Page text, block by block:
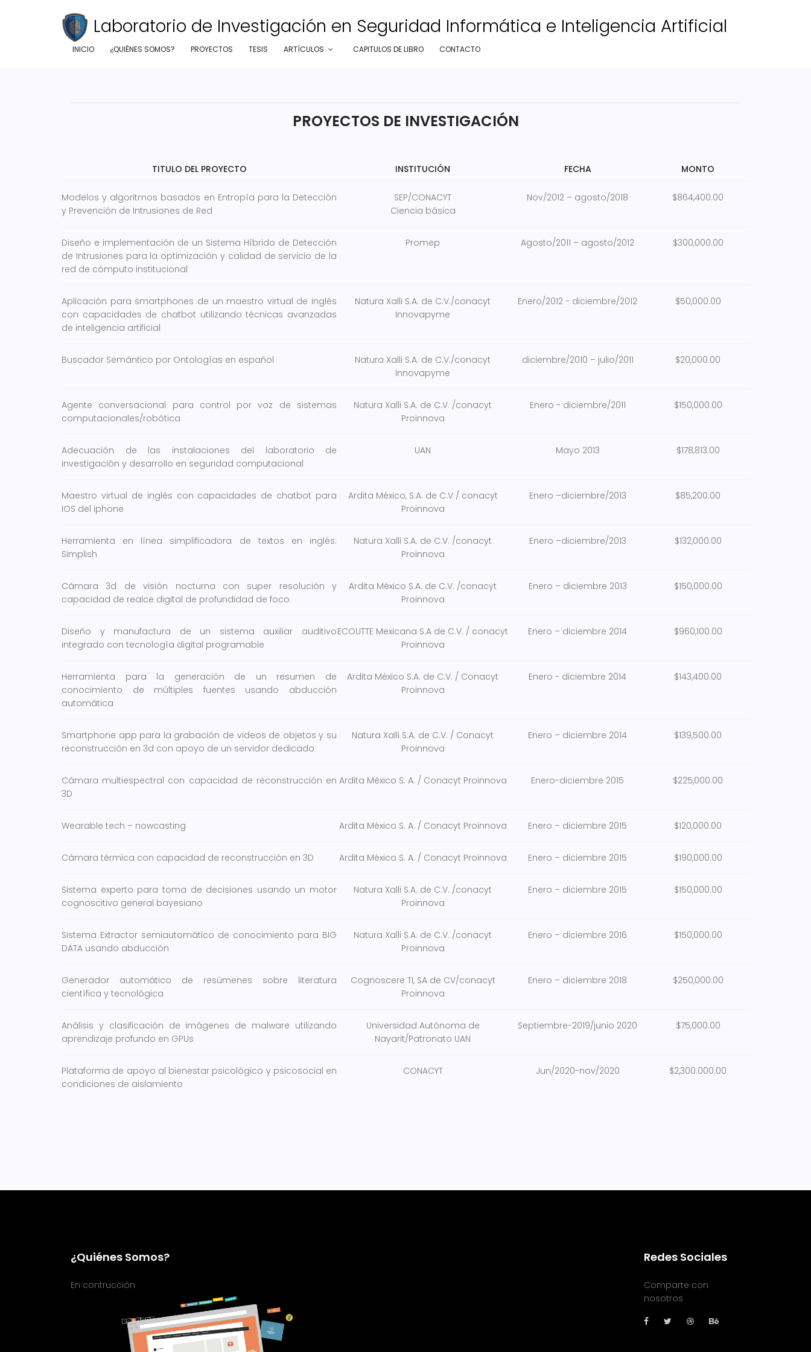
Laboratorio de Investigación en Seguridad Informática e Inteligencia Artificial
INICIO ¿QUIÉNES SOMOS? PROYECTOS TESIS ARTÍCULOS CAPITULOS DE LIBRO CONTACTO
PROYECTOS DE INVESTIGACIÓN
TITULO DEL PROYECTO INSTITUCIÓN FECHA MONTO
Modelos y algoritmos basados en Entropía para la Detección
y Prevención de Intrusiones de Red
SEP/CONACYT
Ciencia básica
Nov/2012 – agosto/2018 $864,400.00
Diseño e implementación de un Sistema Híbrido de Detección
de Intrusiones para la optimización y calidad de servicio de la
red de cómputo institucional
Promep Agosto/2011 – agosto/2012 $300,000.00
Aplicación para smartphones de un maestro virtual de inglés
con capacidades de chatbot utilizando técnicas avanzadas
de inteligencia artificial
Natura Xalli S.A. de C.V./conacyt
Innovapyme
Enero/2012 - diciembre/2012 $50,000.00
Buscador Semántico por Ontologías en español
Natura Xalli S.A. de C.V./conacyt
Innovapyme
diciembre/2010 – julio/2011 $20,000.00
Agente conversacional para control por voz de sistemas
computacionales/robótica
Natura Xalli S.A. de C.V. /conacyt
Proinnova
Enero - diciembre/2011 $150,000.00
Adecuación de las instalaciones del laboratorio de
investigación y desarrollo en seguridad computacional
UAN Mayo 2013 $178,813.00
Maestro virtual de inglés con capacidades de chatbot para
IOS del iphone
Ardita México, S.A. de C.V / conacyt
Proinnova
Enero –diciembre/2013 $85,200.00
Herramienta en línea simplificadora de textos en inglés:
Simplish
Natura Xalli S.A. de C.V. /conacyt
Proinnova
Enero –diciembre/2013 $132,000.00
Cámara 3d de visión nocturna con super resolución y
capacidad de realce digital de profundidad de foco
Ardita México S.A. de C.V. /conacyt
Proinnova
Enero – diciembre 2013 $150,000.00
Diseño y manufactura de un sistema auxiliar auditivo
integrado con tecnología digital programable
ECOUTTE Mexicana S.A de C.V. / conacyt
Proinnova
Enero – diciembre 2014 $960,100.00
Herramienta para la generación de un resumen de
conocimiento de múltiples fuentes usando abducción
automática
Ardita México S.A. de C.V. / Conacyt
Proinnova
Enero - diciembre 2014 $143,400.00
Smartphone app para la grabación de videos de objetos y su
reconstrucción en 3d con apoyo de un servidor dedicado
Natura Xalli S.A. de C.V. / Conacyt
Proinnova
Enero – diciembre 2014 $139,500.00
Cámara multiespectral con capacidad de reconstrucción en
3D
Ardita México S. A. / Conacyt Proinnova Enero-diciembre 2015 $225,000.00
Wearable tech – nowcasting Ardita México S. A. / Conacyt Proinnova Enero – diciembre 2015 $120,000.00
Cámara térmica con capacidad de reconstrucción en 3D Ardita México S. A. / Conacyt Proinnova Enero – diciembre 2015 $190,000.00
Sistema experto para toma de decisiones usando un motor
cognoscitivo general bayesiano
Natura Xalli S.A. de C.V. /conacyt
Proinnova
Enero – diciembre 2015 $150,000.00
Sistema Extractor semiautomático de conocimiento para BIG
DATA usando abducción
Natura Xalli S.A. de C.V. /conacyt
Proinnova
Enero – diciembre 2016 $150,000.00
Generador automático de resúmenes sobre literatura
científica y tecnológica
Cognoscere TI, SA de CV/conacyt
Proinnova
Enero – diciembre 2018 $250,000.00
Análisis y clasificación de imágenes de malware utilizando
aprendizaje profundo en GPUs
Universidad Autónoma de
Nayarit/Patronato UAN
Septiembre-2019/junio 2020 $75,000.00
Plataforma de apoyo al bienestar psicológico y psicosocial en
condiciones de aislamiento
CONACYT Jun/2020-nov/2020 $2,300.000.00
¿Quiénes Somos?
En contrucción
Redes Sociales
Comparte con
nosotros